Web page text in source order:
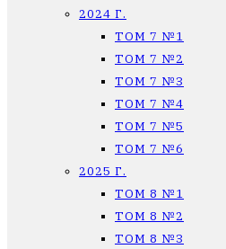
2024 Г.
ТОМ 7 №1
ТОМ 7 №2
ТОМ 7 №3
ТОМ 7 №4
ТОМ 7 №5
ТОМ 7 №6
2025 Г.
ТОМ 8 №1
ТОМ 8 №2
ТОМ 8 №3